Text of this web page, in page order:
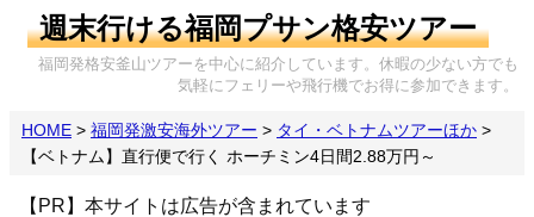
週末行ける福岡プサン格安ツアー
福岡発格安釜山ツアーを中心に紹介しています。休暇の少ない方でも
気軽にフェリーや飛行機でお得に参加できます。
HOME > 福岡発激安海外ツアー > タイ・ベトナムツアーほか >
【ベトナム】直行便で行く ホーチミン4日間2.88万円～
【PR】本サイトは広告が含まれています